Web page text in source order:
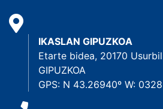
IKASLAN GIPUZKOA
Etarte bidea, 20170 Usurbil
GIPUZKOA
GPS: N 43.26940º W: